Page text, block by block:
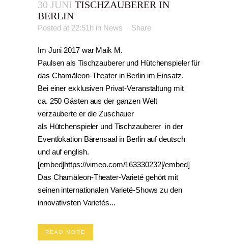
30 JUNI TISCHZAUBERER IN
BERLIN
Posted at 22:51h in News Share
Im Juni 2017 war Maik M.
Paulsen als Tischzauberer und Hütchenspieler für
das Chamäleon-Theater in Berlin im Einsatz.
Bei einer exklusiven Privat-Veranstaltung mit
ca. 250 Gästen aus der ganzen Welt
verzauberte er die Zuschauer
als Hütchenspieler und Tischzauberer in der
Eventlokation Bärensaal in Berlin auf deutsch
und auf english.
[embed]https://vimeo.com/163330232[/embed]
Das Chamäleon-Theater-Varieté gehört mit
seinen internationalen Varieté-Shows zu den
innovativsten Varietés...
READ MORE